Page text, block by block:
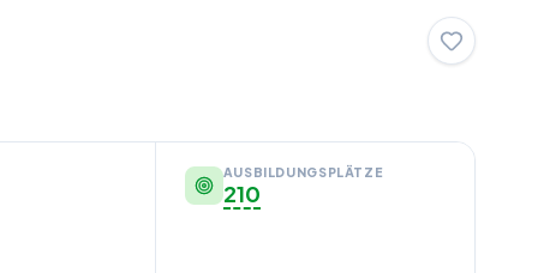
AUSBILDUNGSPLÄTZE
210